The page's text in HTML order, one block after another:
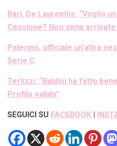
Bari, De Laurentiis: “Voglio
Cessione? Non sono
Palermo, ufficiale un’altra
Serie C
Terlizzi: “Baldini ha fatto
Profilo valido”
SEGUICI SU FACEBOOK